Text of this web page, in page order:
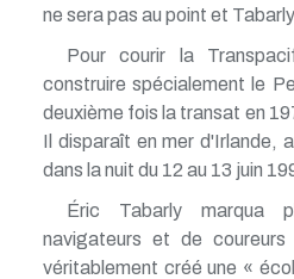
ne sera pas au point et
Pour courir la
construire spécialement le
deuxième fois la transat en
Il disparaît en mer d'Irlande,
dans la nuit du 12 au 13 juin
Éric Tabarly marqua
navigateurs et de
véritablement créé une «